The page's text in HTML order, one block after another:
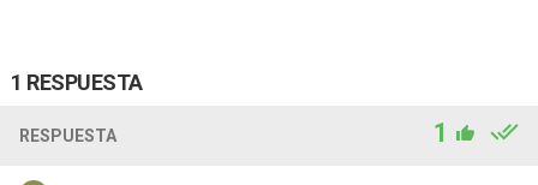
1 RESPUESTA
RESPUESTA 1